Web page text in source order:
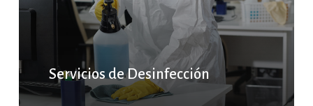
Servicios de Desinfección